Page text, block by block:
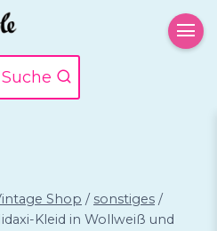
Suche
Shop / sonstiges /
Kleid in Wollweiß und